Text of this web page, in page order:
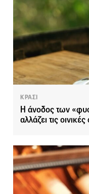
ΚΡΑΣΙ
Η άνοδος των
αλλάζει τις